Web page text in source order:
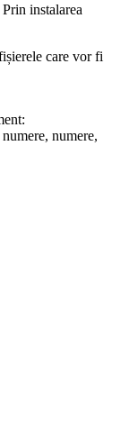
Prin instalarea
care vor fi
numere,